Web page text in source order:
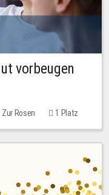
vorbeugen
Rosen
1 Platz